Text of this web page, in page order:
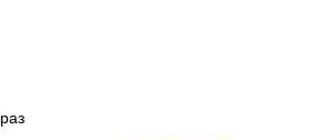
раз